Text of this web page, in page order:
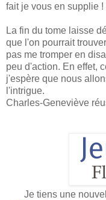
fait je vous en supplie !
La fin du tome laisse
que l'on pourrait
pas me tromper en
peu d'action. En effet,
j'espère que nous
l'intrigue.
Charles-Geneviève
Je tiens une